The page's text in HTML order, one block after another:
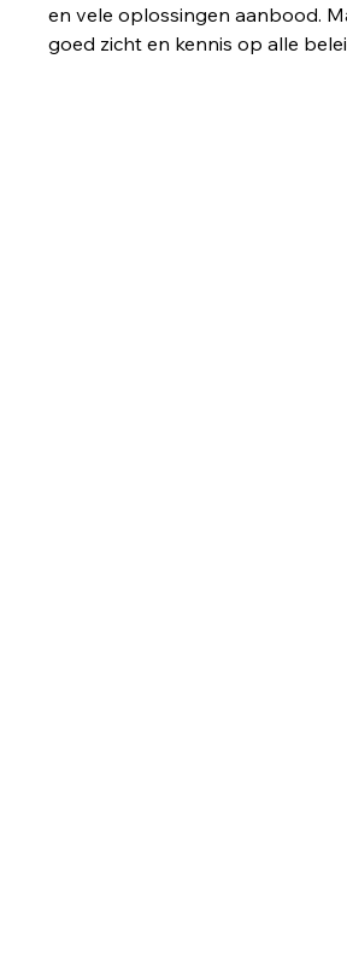
en vele oplossingen aanbood.
goed zicht en kennis op alle